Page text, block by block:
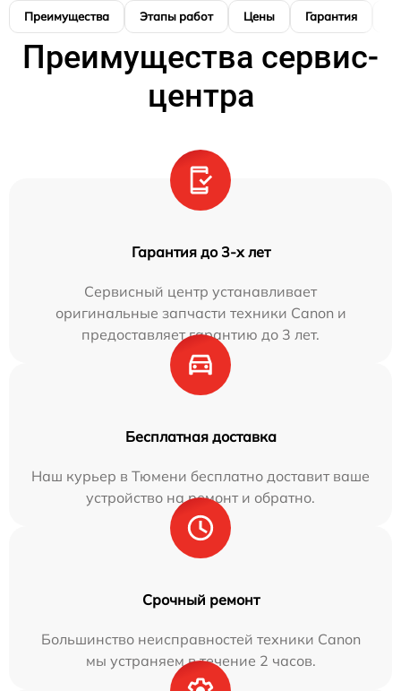
Преимущества Этапы работ Цены Гарантия
Преимущества сервис-
центра
Гарантия до 3-х лет
Сервисный центр устанавливает
оригинальные запчасти техники Canon и
предоставляет гарантию до 3 лет.
Бесплатная доставка
Наш курьер в Тюмени бесплатно доставит ваше
устройство на ремонт и обратно.
Срочный ремонт
Большинство неисправностей техники Canon
мы устраняем в течение 2 часов.